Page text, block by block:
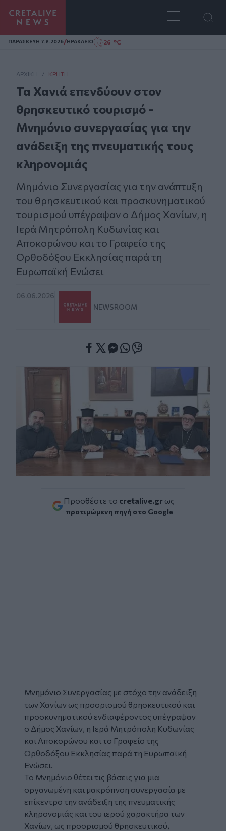
Homepage
ΠΑΡΑΣΚΕΥΗ 7.8.2026/ΗΡΑΚΛΕΙΟ 26 °C
ΑΡΧΙΚΗ / ΚΡΉΤΗ
Τα Χανιά επενδύουν στον
θρησκευτικό τουρισμό -
Μνημόνιο συνεργασίας για την
ανάδειξη της πνευματικής τους
κληρονομιάς
Mημόνιο Συνεργασίας για την ανάπτυξη
του θρησκευτικού και προσκυνηματικού
τουρισμού υπέγραψαν ο Δήμος Χανίων, η
Ιερά Μητρόπολη Κυδωνίας και
Αποκορώνου και το Γραφείο της
Ορθοδόξου Εκκλησίας παρά τη
Ευρωπαϊκή Ενώσει
06.06.2026
NEWSROOM
Προσθέστε το cretalive.gr ως
προτιμώμενη πηγή στο Google
Μνημόνιο Συνεργασίας με στόχο την ανάδειξη
των Χανίων ως προορισμού θρησκευτικού και
προσκυνηματικού ενδιαφέροντος υπέγραψαν
ο Δήμος Χανίων, η Ιερά Μητρόπολη Κυδωνίας
και Αποκορώνου και το Γραφείο της
Ορθοδόξου Εκκλησίας παρά τη Ευρωπαϊκή
Ενώσει.
Το Μνημόνιο θέτει τις βάσεις για μια
οργανωμένη και μακρόπνοη συνεργασία με
επίκεντρο την ανάδειξη της πνευματικής
κληρονομιάς και του ιερού χαρακτήρα των
Χανίων, ως προορισμού θρησκευτικού,